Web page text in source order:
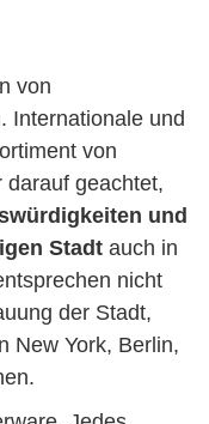
von
Internationale und
von
darauf geachtet,
und
Stadt auch in
nicht
der Stadt,
New York, Berlin,